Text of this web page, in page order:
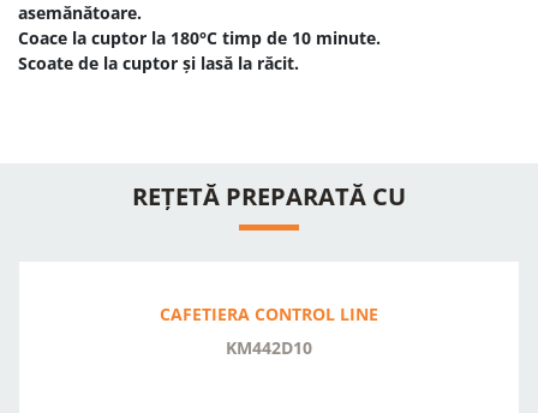
asemănătoare.
Coace la cuptor la 180°C timp de 10 minute.
Scoate de la cuptor și lasă la răcit.
REȚETĂ PREPARATĂ CU
CAFETIERA CONTROL LINE
KM442D10